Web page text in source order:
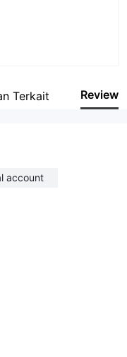
Terkait Review
account